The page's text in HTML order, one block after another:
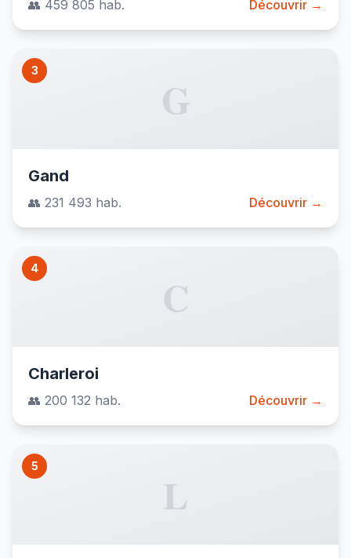
👥 459 805 hab. Découvrir →
3
G
Gand
👥 231 493 hab. Découvrir →
4
C
Charleroi
👥 200 132 hab. Découvrir →
5
L